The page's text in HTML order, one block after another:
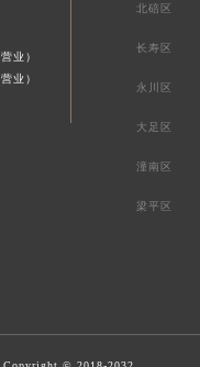
业）
业）
北碚区
长寿区
永川区
大足区
潼南区
梁平区